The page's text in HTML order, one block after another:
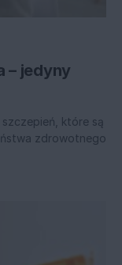
– jedyny
szczepień, które są
zdrowotnego